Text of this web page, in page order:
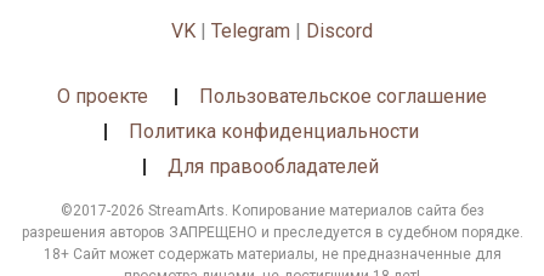
VK | Telegram | Discord
О проекте
Пользовательское соглашение
Политика конфиденциальности
Для правообладателей
©2017-2026 StreamArts. Копирование материалов сайта без
разрешения авторов ЗАПРЕЩЕНО и преследуется в судебном порядке.
18+ Сайт может содержать материалы, не предназначенные для